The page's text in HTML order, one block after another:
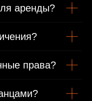
аренды?
права?